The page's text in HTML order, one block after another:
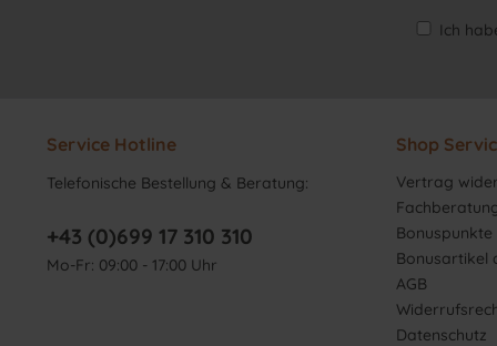
Ich
Service Hotline
Telefonische Bestellung & Beratung:
+43 (0)699 17 310 310
Mo-Fr: 09:00 - 17:00 Uhr
Shop
Vertrag
Bonusartikel
AGB
Datenschutz